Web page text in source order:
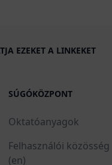
EZEKET A LINKEKET
SÚGÓKÖZPONT
Oktatóanyagok
Felhasználói közösség
(en)